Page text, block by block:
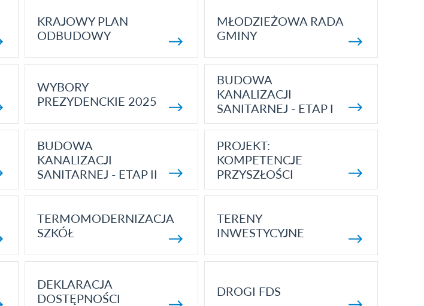
KRAJOWY PLAN
ODBUDOWY
MŁODZIEŻOWA RADA
GMINY
WYBORY
PREZYDENCKIE 2025
BUDOWA
KANALIZACJI
SANITARNEJ - ETAP I
BUDOWA
KANALIZACJI
SANITARNEJ - ETAP II
PROJEKT:
KOMPETENCJE
PRZYSZŁOŚCI
TERMOMODERNIZACJA
SZKÓŁ
TERENY
INWESTYCYJNE
DEKLARACJA
DOSTĘPNOŚCI
DROGI FDS